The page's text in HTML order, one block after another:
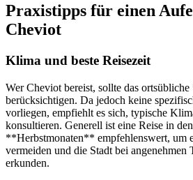
Praxistipps für einen
Cheviot
Klima und beste Reisezeit
Wer Cheviot bereist, sollte das
berücksichtigen. Da jedoch keine
vorliegen, empfiehlt es sich, typische
konsultieren. Generell ist eine Reise in
**Herbstmonaten** empfehlenswert, um
vermeiden und die Stadt bei angenehmen
erkunden.